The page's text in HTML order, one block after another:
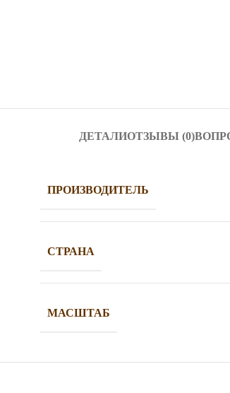
ДЕТАЛИОТЗЫВЫ (0)
ПРОИЗВОДИТЕЛЬ
СТРАНА
МАСШТАБ